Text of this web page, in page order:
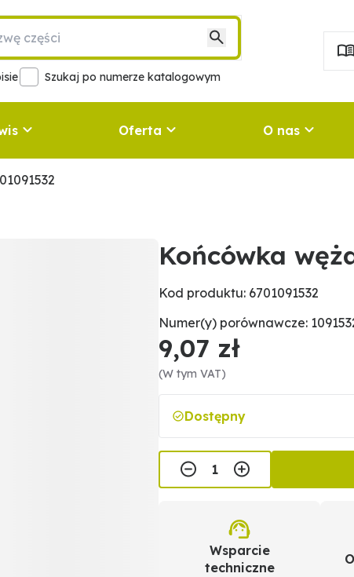
Szukaj po numerze katalogowym
Oferta O nas
Końcówka
Kod produktu: 6701091532
Numer(y) porównawcze:
9,07 zł
(W tym VAT)
Dostępny
Wsparcie
techniczne